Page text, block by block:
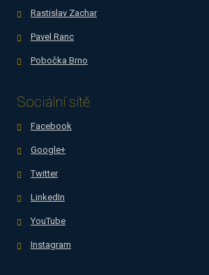
Rastislav Zachar
Pavel Ranc
Pobočka Brno
Sociální sítě
Facebook
Google+
Twitter
LinkedIn
YouTube
Instagram